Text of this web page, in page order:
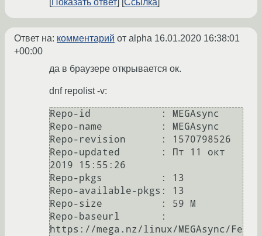
Показать ответ
Ссылка
Ответ на: комментарий от alpha 16.01.2020 16:38:01
+00:00
да в браузере открывается ок.
dnf repolist -v:
Repo-id            : MEGAsync
Repo-name          : MEGAsync
Repo-revision      : 1570798526
Repo-updated       : Пт 11 окт
2019 15:55:26
Repo-pkgs          : 13
Repo-available-pkgs: 13
Repo-size          : 59 M
Repo-baseurl       :
https://mega.nz/linux/MEGAsync/Fe